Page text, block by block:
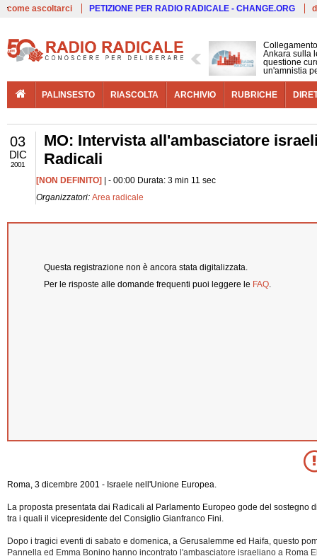
come ascoltarci PETIZIONE PER RADIO RADICALE - CHANGE.ORG
Ankara sulla
questione
un'amnistia
PALINSESTO RIASCOLTA ARCHIVIO RUBRICHE
03
DIC
2001
MO: Intervista all'ambasciatore
Radicali
[NON DEFINITO]
| - 00:00 Durata: 3 min 11 sec
Organizzatori: Area radicale
Questa registrazione non è ancora stata digitalizzata.
Per le risposte alle domande frequenti puoi leggere le FAQ.
Roma, 3 dicembre 2001 - Israele nell'Unione Europea.
La proposta presentata dai Radicali al Parlamento Europeo gode del sostegno
tra i quali il vicepresidente del Consiglio Gianfranco Fini.
Dopo i tragici eventi di sabato e domenica, a Gerusalemme ed Haifa, questo
Pannella ed Emma Bonino hanno incontrato l'ambasciatore israeliano a Roma